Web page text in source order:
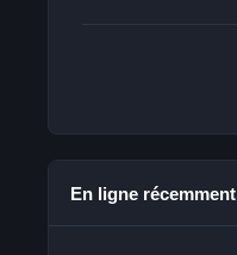
En ligne récemment